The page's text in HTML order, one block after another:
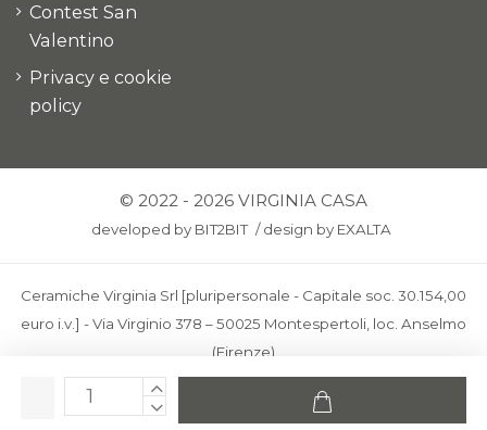
Contest San
Valentino
Privacy e cookie
policy
© 2022 - 2026 VIRGINIA CASA
developed by BIT2BIT /design by EXALTA
Ceramiche Virginia Srl [pluripersonale - Capitale soc. 30.154,00
euro i.v.] - Via Virginio 378 – 50025 Montespertoli, loc. Anselmo
(Firenze)
C.F. e P.IVA: IT00436100481 - REA: FI-227733 - PEC:
ceramichevirginia@pec.it